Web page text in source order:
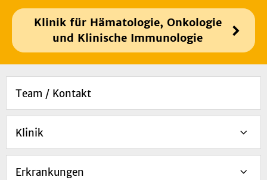
Klinik für Hämatologie, Onkologie
und Klinische Immunologie
Team / Kontakt
Klinik
Erkrankungen